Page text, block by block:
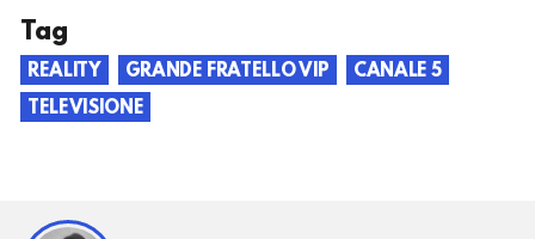
Tag
REALITY GRANDE FRATELLO VIP
CANALE 5
TELEVISIONE